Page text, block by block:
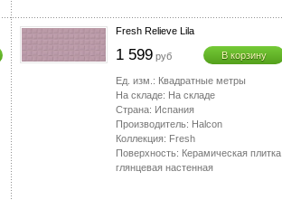
Fresh Relieve Lila
1 599 руб В корзину
Ед. изм.: Квадратные метры
На складе: На складе
Страна: Испания
Производитель: Halcon
Коллекция: Fresh
Поверхность: Керамическая плитка
глянцевая настенная